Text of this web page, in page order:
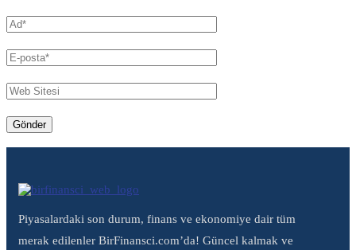
Piyasalardaki son durum, finans ve ekonomiye dair tüm
merak edilenler BirFinansci.com’da! Güncel kalmak ve